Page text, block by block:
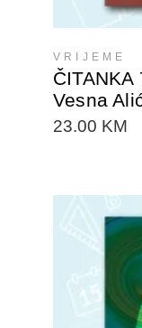
VRIJEME
ČITANKA
Vesna
23.00 KM